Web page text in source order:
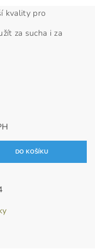
kvality pro
za sucha i za